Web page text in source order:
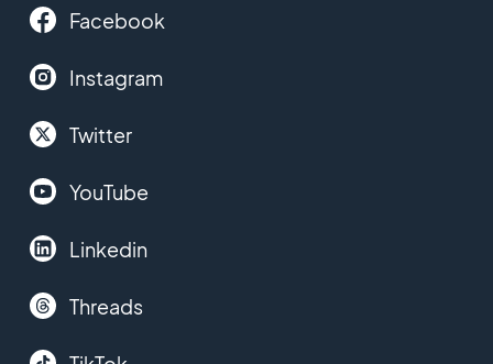
Facebook
Instagram
Twitter
YouTube
Linkedin
Threads